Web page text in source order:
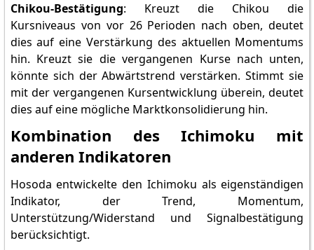
Chikou-Bestätigung: Kreuzt die Chikou die
Kursniveaus von vor 26 Perioden nach oben, deutet
dies auf eine Verstärkung des aktuellen Momentums
hin. Kreuzt sie die vergangenen Kurse nach unten,
könnte sich der Abwärtstrend verstärken. Stimmt sie
mit der vergangenen Kursentwicklung überein, deutet
dies auf eine mögliche Marktkonsolidierung hin.
Kombination des Ichimoku mit
anderen Indikatoren
Hosoda entwickelte den Ichimoku als eigenständigen
Indikator, der Trend, Momentum,
Unterstützung/Widerstand und Signalbestätigung
berücksichtigt.